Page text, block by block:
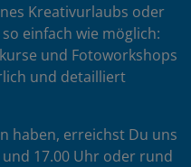
Kreativurlaubs oder
einfach wie möglich:
und Fotoworkshops
und detailliert
haben, erreichst Du uns
17.00 Uhr oder rund